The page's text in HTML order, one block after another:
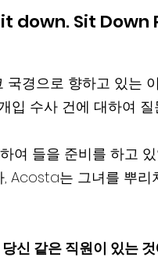
down. Sit Down
경으로 향하고 있는
입 수사 건에 대하여
여 들을 준비를 하고
Acosta는 그녀를 뿌리
당신 같은 직원이 있는